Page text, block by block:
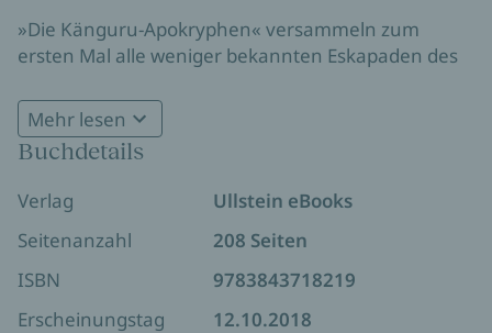
»Die Känguru-Apokryphen« versammeln zum
ersten Mal alle weniger bekannten Eskapaden des
allgemein gültigen Hochkanon der »Känguru-
Trilogie« vertreten, aber ebenso witzig sind.
Geschichten aus Anthologien, Live-Programmen ...
und aus besagtem Geheimfach.
Mehr lesen
Buchdetails
Verlag
Ullstein eBooks
Seitenanzahl
208 Seiten
ISBN
9783843718219
Erscheinungstag
12.10.2018